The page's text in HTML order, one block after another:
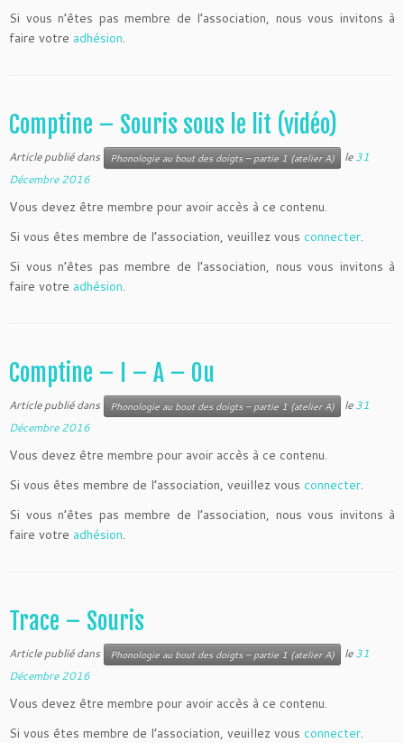
Si vous n’êtes pas membre de l’association, nous vous invitons à
faire votre adhésion.
Comptine – Souris sous le lit (vidéo)
Article publié dans Phonologie au bout des doigts – partie 1 (atelier A) le31
Décembre 2016
Vous devez être membre pour avoir accès à ce contenu.
Si vous êtes membre de l’association, veuillez vous connecter.
Si vous n’êtes pas membre de l’association, nous vous invitons à
faire votre adhésion.
Comptine – I – A – Ou
Article publié dans Phonologie au bout des doigts – partie 1 (atelier A) le31
Décembre 2016
Vous devez être membre pour avoir accès à ce contenu.
Si vous êtes membre de l’association, veuillez vous connecter.
Si vous n’êtes pas membre de l’association, nous vous invitons à
faire votre adhésion.
Trace – Souris
Article publié dans Phonologie au bout des doigts – partie 1 (atelier A) le31
Décembre 2016
Vous devez être membre pour avoir accès à ce contenu.
Si vous êtes membre de l’association, veuillez vous connecter.